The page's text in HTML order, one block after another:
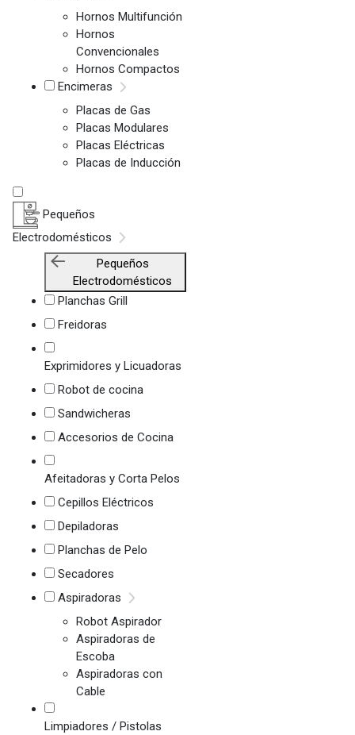
Hornos Multifunción
Hornos
Convencionales
Hornos Compactos
Encimeras
Placas de Gas
Placas Modulares
Placas Eléctricas
Placas de Inducción
Pequeños
Electrodomésticos
Pequeños
Electrodomésticos
Planchas Grill
Freidoras
Exprimidores y Licuadoras
Robot de cocina
Sandwicheras
Accesorios de Cocina
Afeitadoras y Corta Pelos
Cepillos Eléctricos
Depiladoras
Planchas de Pelo
Secadores
Aspiradoras
Robot Aspirador
Aspiradoras de
Escoba
Aspiradoras con
Cable
Limpiadores / Pistolas